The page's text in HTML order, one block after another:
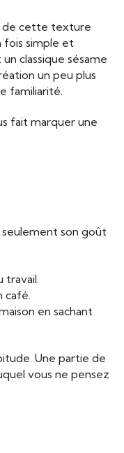
de cette texture
fois simple et
classique sésame
un peu plus
familiarité.
fait marquer une
seulement son goût
travail.
café.
en sachant
Une partie de
vous ne pensez